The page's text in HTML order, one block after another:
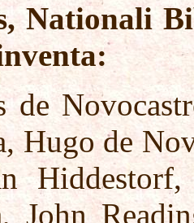
Nationali
de
Hugo de
Hiddestorf,
John